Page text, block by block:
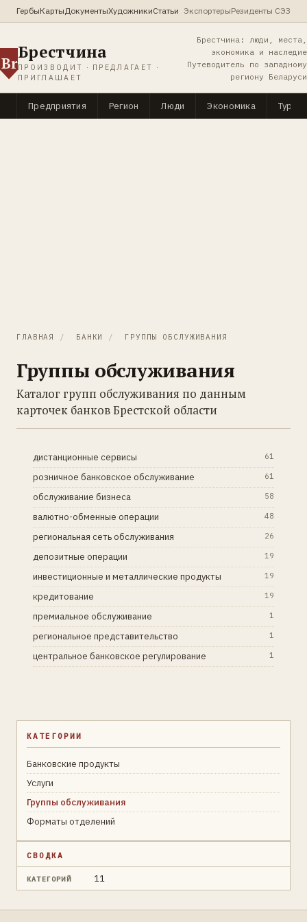
ГербыКартыДокументыХудожникиСтатьи ЭкспортерыРезиденты СЭЗ
Br
Брестчина
ПРОИЗВОДИТ · ПРЕДЛАГАЕТ ·
ПРИГЛАШАЕТ
Брестчина: люди, места,
экономика и наследие
Путеводитель по западному
региону Беларуси
Предприятия Регион Люди Экономика
ГЛАВНАЯ / БАНКИ / ГРУППЫ ОБСЛУЖИВАНИЯ
Группы обслуживания
Каталог групп обслуживания по данным
карточек банков Брестской области
дистанционные сервисы 61
розничное банковское обслуживание 61
обслуживание бизнеса 58
валютно-обменные операции 48
региональная сеть обслуживания 26
депозитные операции 19
инвестиционные и металлические продукты 19
кредитование 19
премиальное обслуживание 1
региональное представительство 1
центральное банковское регулирование 1
КАТЕГОРИИ
Банковские продукты
Услуги
Группы обслуживания
Форматы отделений
СВОДКА
КАТЕГОРИЙ 11